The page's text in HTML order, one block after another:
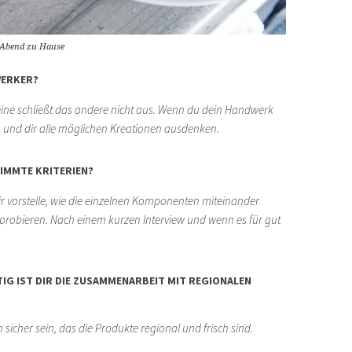
zu Hause
schließt das andere nicht aus. Wenn du dein Handwerk
dir alle möglichen Kreationen ausdenken.
KRITERIEN?
vorstelle, wie die einzelnen Komponenten miteinander
Nach einem kurzen Interview und wenn es für gut
IST DIR DIE ZUSAMMENARBEIT MIT REGIONALEN
sein, das die Produkte regional und frisch sind.